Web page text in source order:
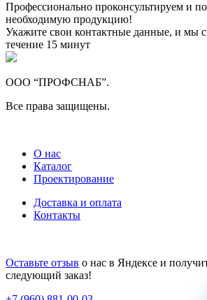
Профессионально проконсультируем и
необходимую продукцию!
Укажите свои контактные данные, и мы
течение 15 минут
ООО “ПРОФСНАБ”.
Все права защищены.
О нас
Каталог
Проектирование
Доставка и оплата
Контакты
Оставьте отзыв о нас в Яндексе и
следующий заказ!